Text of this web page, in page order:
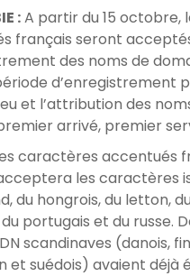
:A partir du 15 octobre,
français seront
des noms de
d’enregistrement
et l’attribution des
arrivé, premier
caractères accentués
les caractères
du hongrois, du letton,
portugais et du russe.
scandinaves (danois,
et suédois) avaient déjà